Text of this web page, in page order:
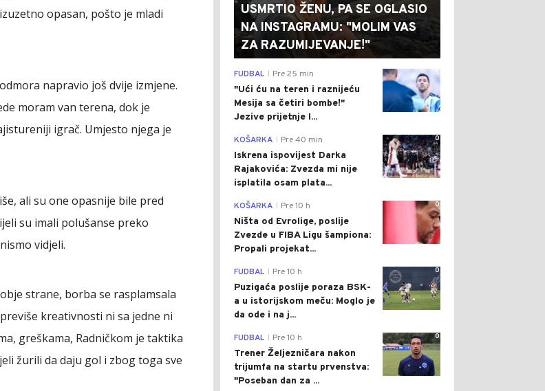
opasan, pošto je mladi
napravio još dvije izmjene.
moram van terena, dok je
igrač. Umjesto njega je
ali su one opasnije bile pred
su imali polušanse preko
vidjeli.
strane, borba se rasplamsala
kreativnosti ni sa jedne ni
greškama, Radničkom je taktika
žurili da daju gol i zbog toga sve
USMRTIO ŽENU, PA SE OGLASIO
NA INSTAGRAMU: "MOLIM VAS
ZA RAZUMIJEVANJE!"
0
FUDBAL Pre 25 min
"Ući ću na teren i raznijeću
Mesija sa četiri bombe!"
Jezive prijetnje l...
0
KOŠARKA Pre 40 min
Iskrena ispovijest Darka
Rajakovića: Zvezda mi nije
isplatila osam plata...
0
KOŠARKA Pre 10 h
Ništa od Evrolige, poslije
Zvezde u FIBA Ligu šampiona:
Propali projekat...
0
FUDBAL Pre 10 h
Puzigaća poslije poraza BSK-
a u istorijskom meču: Moglo je
da ode i na j...
0
FUDBAL Pre 10 h
Trener Željezničara nakon
trijumfa na startu prvenstva:
"Poseban dan za ...